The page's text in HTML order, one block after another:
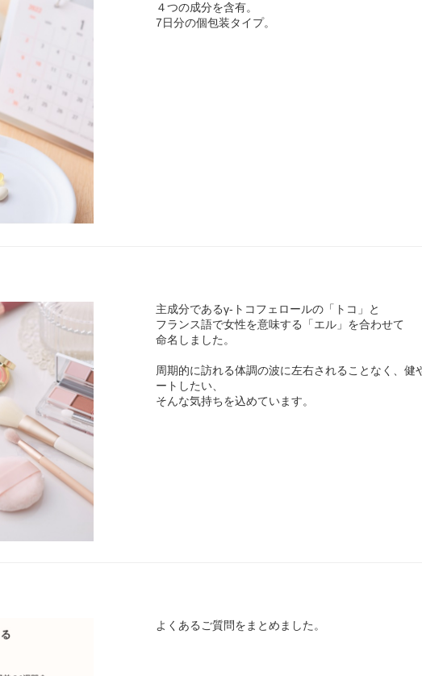
４つの成分を含有。
7日分の個包装タイプ。
主成分であるγ-トコフェロールの「トコ」と
フランス語で女性を意味する「エル」を合わせて
命名しました。
周期的に訪れる体調の波に左右されることなく、
ートしたい、
そんな気持ちを込めています。
よくあるご質問をまとめました。